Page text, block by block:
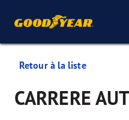
Retour à la liste
CARRERE